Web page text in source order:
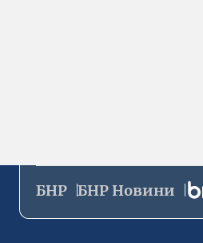
БНР БНР Новини